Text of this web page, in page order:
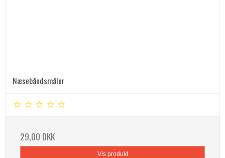
Næsebåndsmåler
29,00 DKK
Vis produkt